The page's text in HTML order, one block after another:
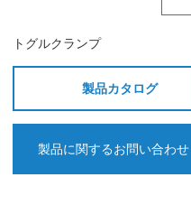
トグルクランプ
製品カタログ
製品に関するお問い合わせ